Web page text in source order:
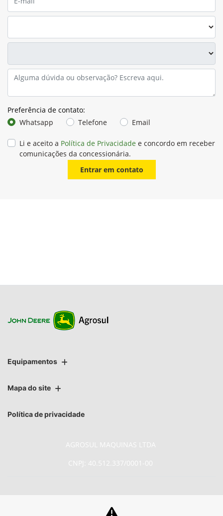
Preferência de contato:
Whatsapp
Telefone Email
Li e aceito a Política de Privacidade e concordo em receber
comunicações da concessionária.
Entrar em contato
Equipamentos
Mapa do site
Política de privacidade
AGROSUL MAQUINAS LTDA
CNPJ: 40.512.337/0001-00